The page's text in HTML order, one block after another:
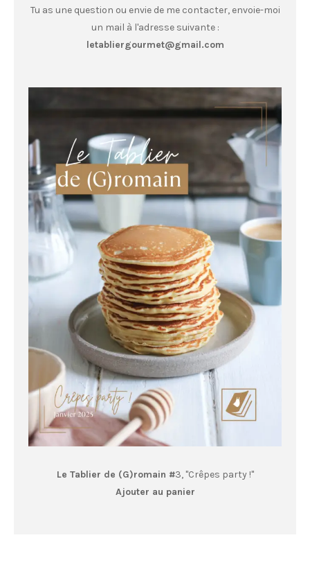
Tu as une question ou envie de me contacter, envoie-moi
un mail à l'adresse suivante :
letabliergourmet@gmail.com
Le Tablier de (G)romain #3, "Crêpes party !"
Ajouter au panier